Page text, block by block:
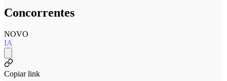
Concorrentes
NOVO
IA
Copiar link